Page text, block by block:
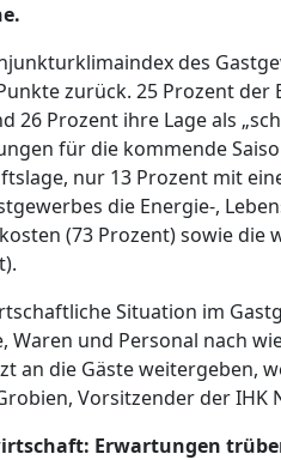
des
zurück. 25 Prozent der
26 Prozent ihre Lage als
für die kommende
nur 13 Prozent mit
die Energie-,
(73 Prozent) sowie die
Situation im
Waren und Personal nach
an die Gäste weitergeben,
Vorsitzender der IHK
Erwartungen